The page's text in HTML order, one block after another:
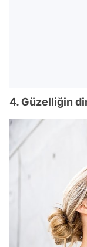
4. Güzelliğin